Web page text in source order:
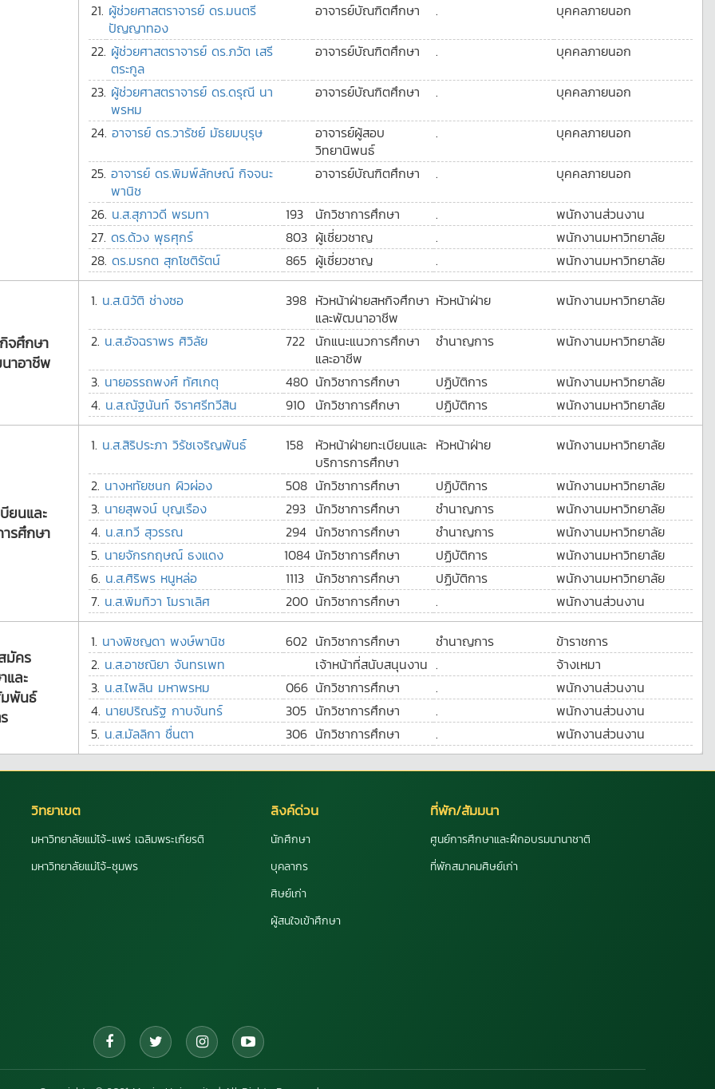
21. ผู้ช่วยศาสตราจารย์ ดร.มนตรี
ปัญญาทอง
อาจารย์บัณฑิตศึกษา . บุคคลภายนอก
22. ผู้ช่วยศาสตราจารย์ ดร.ภวัต เสรี
ตระกูล
อาจารย์บัณฑิตศึกษา . บุคคลภายนอก
23. ผู้ช่วยศาสตราจารย์ ดร.ดรุณี นา
พรหม
อาจารย์บัณฑิตศึกษา . บุคคลภายนอก
24. อาจารย์ ดร.วารัชย์ มัธยมบุรุษ
อาจารย์ผู้สอบ
วิทยานิพนธ์
. บุคคลภายนอก
25. อาจารย์ ดร.พิมพ์ลักษณ์ กิจจนะ
พานิช
อาจารย์บัณฑิตศึกษา . บุคคลภายนอก
26. น.ส.สุภาวดี พรมทา 193 นักวิชาการศึกษา .
พนักงานส่วนงาน
27. ดร.ด้วง พุธศุกร์ 803 ผู้เชี่ยวชาญ .
พนักงานมหาวิทยาลัย
28. ดร.มรกต สุกโชติรัตน์ 865 ผู้เชี่ยวชาญ . พนักงานมหาวิทยาลัย
จศึกษา
าอาชีพ
1. น.ส.นิวัติ ช่างซอ 398 หัวหน้าฝ่ายสหกิจศึกษา
และพัฒนาอาชีพ
หัวหน้าฝ่าย พนักงานมหาวิทยาลัย
2. น.ส.อัจฉราพร ศิวิลัย 722 นักแนะแนวการศึกษา
และอาชีพ
ชำนาญการ พนักงานมหาวิทยาลัย
3. นายอรรถพงศ์ ทัศเกตุ 480 นักวิชาการศึกษา ปฏิบัติการ
พนักงานมหาวิทยาลัย
4. น.ส.ณัฐนันท์ จิราศรีทวีสิน 910 นักวิชาการศึกษา ปฏิบัติการ พนักงานมหาวิทยาลัย
ยนและ
รศึกษา
1. น.ส.สิริประภา วิรัชเจริญพันธ์ 158
หัวหน้าฝ่ายทะเบียนและ
บริการการศึกษา
หัวหน้าฝ่าย พนักงานมหาวิทยาลัย
2. นางหทัยชนก ผิวผ่อง 508 นักวิชาการศึกษา ปฏิบัติการ
พนักงานมหาวิทยาลัย
3. นายสุพจน์ บุญเรือง 293 นักวิชาการศึกษา ชำนาญการ
พนักงานมหาวิทยาลัย
4. น.ส.ทวี สุวรรณ 294 นักวิชาการศึกษา ชำนาญการ
พนักงานมหาวิทยาลัย
5. นายจักรกฤษณ์ ธงแดง 1084 นักวิชาการศึกษา ปฏิบัติการ
พนักงานมหาวิทยาลัย
6. น.ส.ศิริพร หนูหล่อ 1113 นักวิชาการศึกษา ปฏิบัติการ
พนักงานมหาวิทยาลัย
7. น.ส.พิมทิวา โมราเลิศ 200 นักวิชาการศึกษา . พนักงานส่วนงาน
มัคร
และ
มพันธ์
1. นางพิชญดา พงษ์พานิช 602 นักวิชาการศึกษา ชำนาญการ
ข้าราชการ
2. น.ส.อาชณิยา จันทรเพท เจ้าหน้าที่สนับสนุนงาน .
จ้างเหมา
3. น.ส.ไพลิน มหาพรหม 066 นักวิชาการศึกษา .
พนักงานส่วนงาน
4. นายปริณรัฐ กาบจันทร์ 305 นักวิชาการศึกษา .
พนักงานส่วนงาน
5. น.ส.มัลลิกา ชื่นตา 306 นักวิชาการศึกษา . พนักงานส่วนงาน
วิทยาเขต
มหาวิทยาลัยแม่โจ้-แพร่ เฉลิมพระเกียรติ
มหาวิทยาลัยแม่โจ้-ชุมพร
ลิงค์ด่วน
นักศึกษา
บุคลากร
ศิษย์เก่า
ผู้สนใจเข้าศึกษา
ที่พัก/สัมมนา
ศูนย์การศึกษาและฝึกอบรมนานาชาติ
ที่พักสมาคมศิษย์เก่า